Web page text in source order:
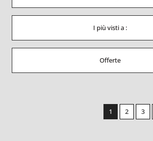
I più visti a :
Offerte
1 2 3